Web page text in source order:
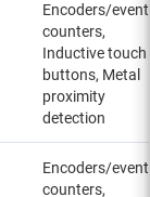
Encoders/event
counters,
Inductive touch
buttons, Metal
proximity
detection
Encoders/event
counters,